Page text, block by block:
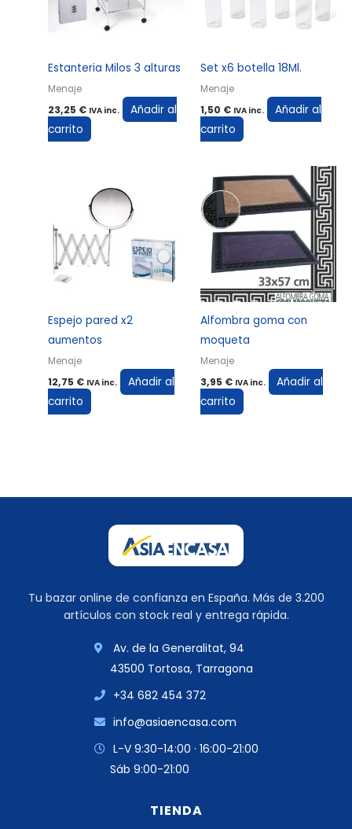
Estanteria Milos 3 alturas
Menaje
23,25 € IVA inc.
Añadir al
carrito
Set x6 botella 18Ml.
Menaje
1,50 € IVA inc.
Añadir al
carrito
Espejo pared x2
aumentos
Menaje
12,75 € IVA inc.
Añadir al
carrito
Alfombra goma con
moqueta
Menaje
3,95 € IVA inc.
Añadir al
carrito
Tu bazar online de confianza en España. Más de 3.200
artículos con stock real y entrega rápida.
Av. de la Generalitat, 94
43500 Tortosa, Tarragona
+34 682 454 372
info@asiaencasa.com
L-V 9:30-14:00 · 16:00-21:00
Sáb 9:00-21:00
TIENDA